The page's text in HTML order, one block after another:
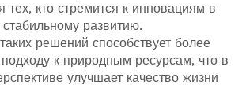
тех, кто стремится к инновациям в
стабильному развитию.
решений способствует более
к природным ресурсам, что в
улучшает качество жизни